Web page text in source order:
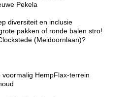
Pekela
diversiteit en inclusie
pakken of ronde balen stro!
(Meidoornlaan)?
HempFlax-terrein